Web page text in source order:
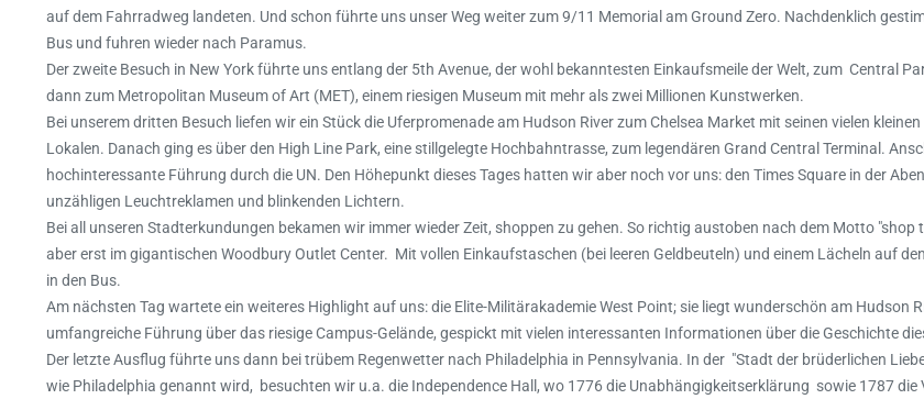
auf dem Fahrradweg landeten. Und schon führte uns unser Weg weiter zum 9/11 Memorial am Ground Zero. Nachdenklich
Bus und fuhren wieder nach Paramus.
Der zweite Besuch in New York führte uns entlang der 5th Avenue, der wohl bekanntesten Einkaufsmeile der Welt, zum Central
dann zum Metropolitan Museum of Art (MET), einem riesigen Museum mit mehr als zwei Millionen Kunstwerken.
Bei unserem dritten Besuch liefen wir ein Stück die Uferpromenade am Hudson River zum Chelsea Market mit seinen vielen
Lokalen. Danach ging es über den High Line Park, eine stillgelegte Hochbahntrasse, zum legendären Grand Central Terminal.
hochinteressante Führung durch die UN. Den Höhepunkt dieses Tages hatten wir aber noch vor uns: den Times Square in der
unzähligen Leuchtreklamen und blinkenden Lichtern.
Bei all unseren Stadterkundungen bekamen wir immer wieder Zeit, shoppen zu gehen. So richtig austoben nach dem Motto "shop
aber erst im gigantischen Woodbury Outlet Center. Mit vollen Einkaufstaschen (bei leeren Geldbeuteln) und einem Lächeln auf
in den Bus.
Am nächsten Tag wartete ein weiteres Highlight auf uns: die Elite-Militärakademie West Point; sie liegt wunderschön am Hudson
umfangreiche Führung über das riesige Campus-Gelände, gespickt mit vielen interessanten Informationen über die Geschichte
Der letzte Ausflug führte uns dann bei trübem Regenwetter nach Philadelphia in Pennsylvania. In der "Stadt der brüderlichen
wie Philadelphia genannt wird, besuchten wir u.a. die Independence Hall, wo 1776 die Unabhängigkeitserklärung sowie 1787 die